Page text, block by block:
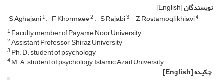
نویسندگان[English]
S Aghajani1 F Khormaee2 S Rajabi3 Z Rostamoqli khiavi4
1Faculty member of Payame Noor University
2Assistant Professor, Shiraz University
3Ph. D. student of psychology
4M. A. student of psychology, Islamic Azad University
چکیده[English]